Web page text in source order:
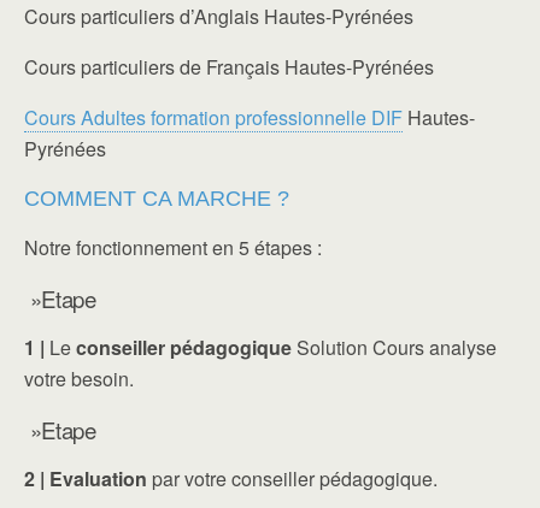
Cours particuliers d’Anglais Hautes-Pyrénées
Cours particuliers de Français Hautes-Pyrénées
Cours Adultes formation professionnelle DIF Hautes-
Pyrénées
COMMENT CA MARCHE ?
Notre fonctionnement en 5 étapes :
»Etape
1 | Leconseiller pédagogique Solution Cours analyse
votre besoin.
»Etape
2 | Evaluation par votre conseiller pédagogique.